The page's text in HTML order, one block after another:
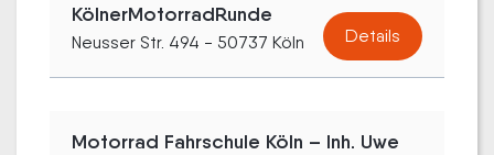
KölnerMotorradRunde
Neusser Str. 494 - 50737 Köln Details
Motorrad Fahrschule Köln – Inh. Uwe